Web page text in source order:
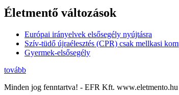
Életmentő változások
Európai irányelvek elsősegély nyújtásra
Szív-tüdő újraélesztés (CPR) csak mellkasi
Gyermek-elsősegély
tovább
Minden jog fenntartva! - EFR Kft. www.eletmento.hu